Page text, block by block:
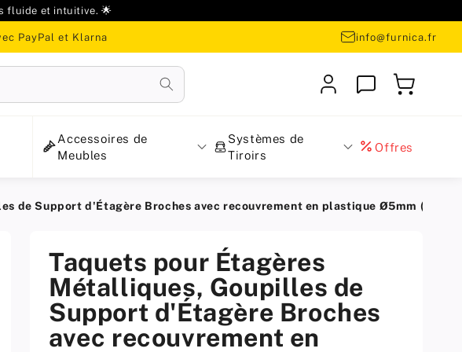
fluide et intuitive. 🌟
PayPal et Klarna info@furnica.fr
connecter
Panier
Accessoires de
Meubles
Systèmes de
Tiroirs
Offres
de Support d'Étagère Broches avec recouvrement en plastique Ø5mm (100
Taquets pour Étagères
Métalliques, Goupilles de
Support d'Étagère Broches
avec recouvrement en